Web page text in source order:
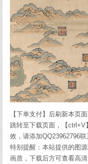
【下单支付】后刷新本页
跳转至下载页面，【
效，请添加QQ23962796联
特别提醒：本站提供的图
画质，下载后方可查看高清